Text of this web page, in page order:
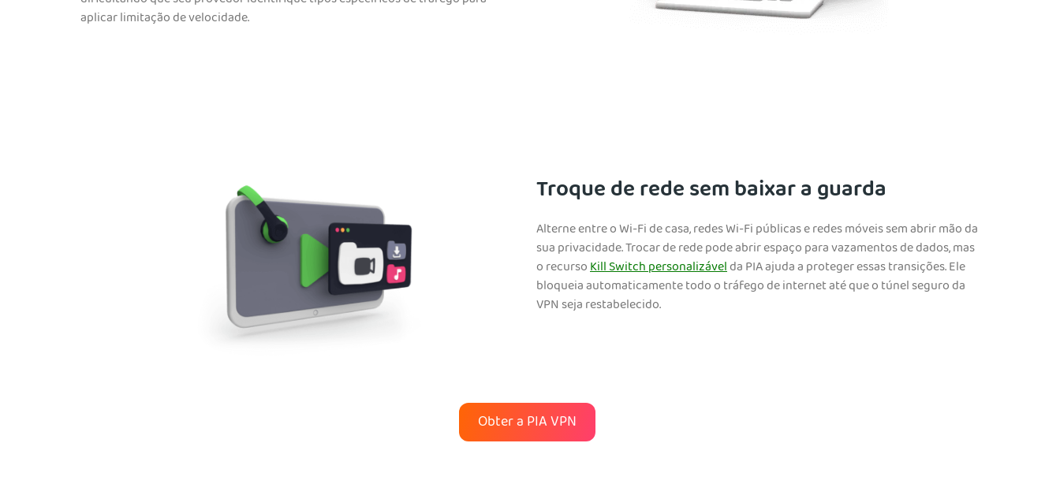
aplicar limitação de velocidade.
Troque de rede sem baixar a guarda
Alterne entre o Wi-Fi de casa, redes Wi-Fi públicas e redes móveis sem abrir mão da
sua privacidade. Trocar de rede pode abrir espaço para vazamentos de dados, mas
o recursoKill Switch personalizávelda PIA ajuda a proteger essas transições. Ele
bloqueia automaticamente todo o tráfego de internet até que o túnel seguro da
VPN seja restabelecido.
Obter a PIA VPN